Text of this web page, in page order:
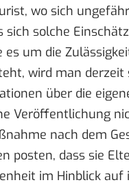
wo sich
sich solche
um die
wird man
über die
Veröffentlichung
nach dem
posten, dass sie
im Hinblick